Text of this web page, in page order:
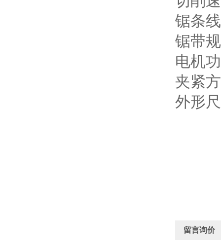
锯条
锯带
电
夹
外形
留言询价